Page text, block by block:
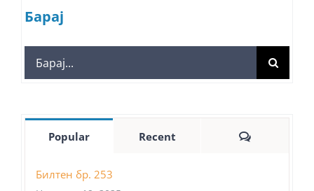
Барај
Search
for:
Popular Recent Comments
Билтен бр. 253